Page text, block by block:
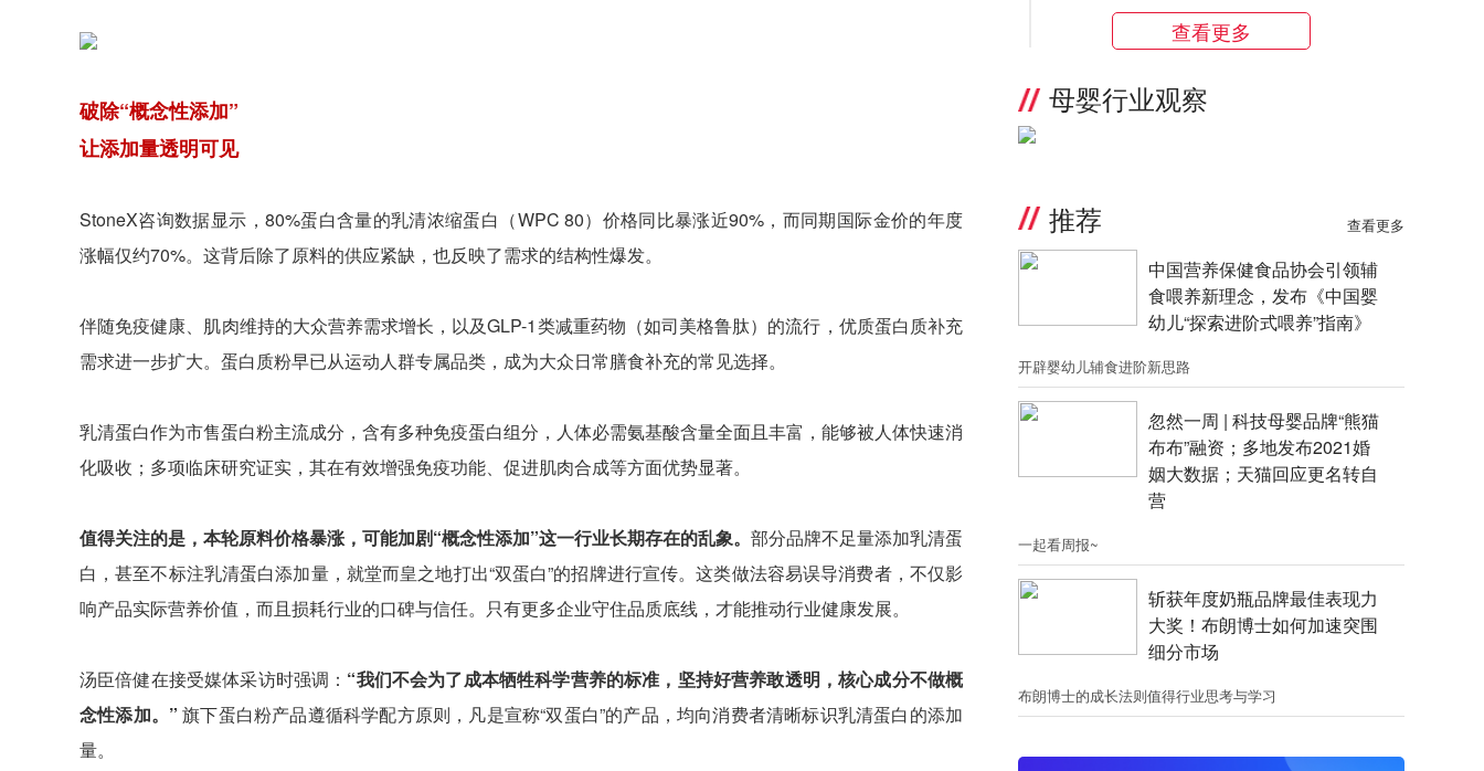
查看更多
母婴行业观察
推荐 查看更多
中国营养保健食品协会引领辅
食喂养新理念，发布《中国婴
幼儿“探索进阶式喂养”指南》
开辟婴幼儿辅食进阶新思路
忽然一周 |​​ 科技母婴品牌“熊猫
布布”融资；​多地发布2021婚
姻大数据；天猫回应更名转自
营
一起看周报~
斩获年度奶瓶品牌最佳表现力
大奖！布朗博士如何加速突围
细分市场
布朗博士的成长法则值得行业思考与学习
破除“概念性添加”
让添加量透明可见
StoneX咨询数据显示，80%蛋白含量的乳清浓缩蛋白（WPC 80）价格同比暴涨近90%，而同期国际金价的年度
涨幅仅约70%。这背后除了原料的供应紧缺，也反映了需求的结构性爆发。
伴随免疫健康、肌肉维持的大众营养需求增长，以及GLP-1类减重药物（如司美格鲁肽）的流行，优质蛋白质补充
需求进一步扩大。蛋白质粉早已从运动人群专属品类，成为大众日常膳食补充的常见选择。
乳清蛋白作为市售蛋白粉主流成分，含有多种免疫蛋白组分，人体必需氨基酸含量全面且丰富，能够被人体快速消
化吸收；多项临床研究证实，其在有效增强免疫功能、促进肌肉合成等方面优势显著。
值得关注的是，本轮原料价格暴涨，可能加剧“概念性添加”这一行业长期存在的乱象。 部分品牌不足量添加乳清蛋
白，甚至不标注乳清蛋白添加量，就堂而皇之地打出“双蛋白”的招牌进行宣传。这类做法容易误导消费者，不仅影
响产品实际营养价值，而且损耗行业的口碑与信任。只有更多企业守住品质底线，才能推动行业健康发展。
汤臣倍健在接受媒体采访时强调： “我们不会为了成本牺牲科学营养的标准，坚持好营养敢透明，核心成分不做概
念性添加。” 旗下蛋白粉产品遵循科学配方原则，凡是宣称“双蛋白”的产品，均向消费者清晰标识乳清蛋白的添加
量。